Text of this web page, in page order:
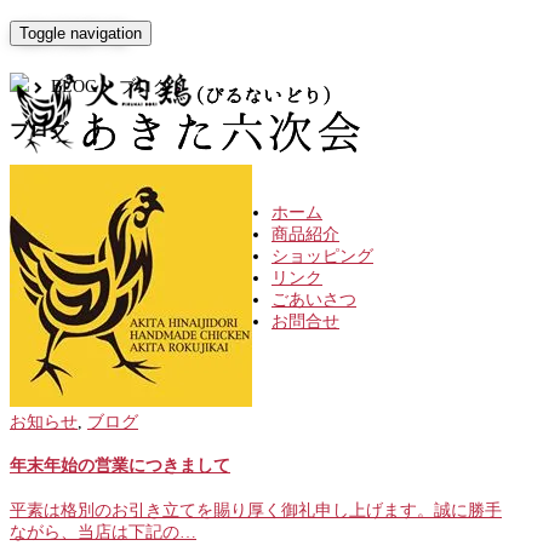
Toggle navigation
ホーム
商品紹介
ショッピング
リンク
ごあいさつ
お問合せ
ARCHIVE
BLOG ブログ
ブログ
お知らせ ブログ
年末年始の営業につきまして
平素は格別のお引き立てを賜り厚く御礼申し上げます。誠に勝手
ながら、当店は下記の…